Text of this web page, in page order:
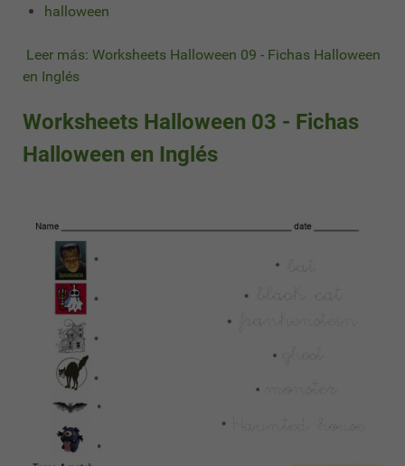
halloween
Leer más: Worksheets Halloween 09 - Fichas Halloween
en Inglés
Worksheets Halloween 03 - Fichas
Halloween en Inglés